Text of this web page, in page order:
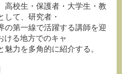
高校生・保護者・大学生・教
して、研究者・
の第一線で活躍する講師を迎
ける地方でのキャ
魅力を多角的に紹介する。